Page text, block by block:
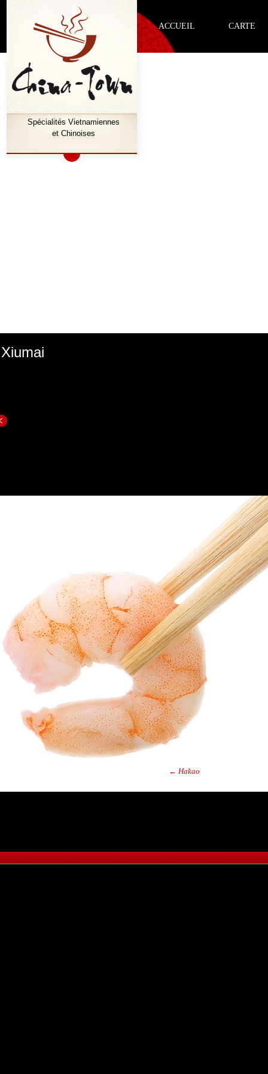
Spécialités Vietnamiennes
et Chinoises
Menu
ACCUEIL CARTE
Xiumai
Post
← Hakao